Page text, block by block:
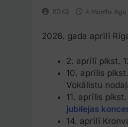
RDKS 4 Months Ago
2026. gada aprīlī
2. aprīlī plkst.
10. aprīlis
Vokālistu
11. aprīlis
jubilejas
14. aprīlī